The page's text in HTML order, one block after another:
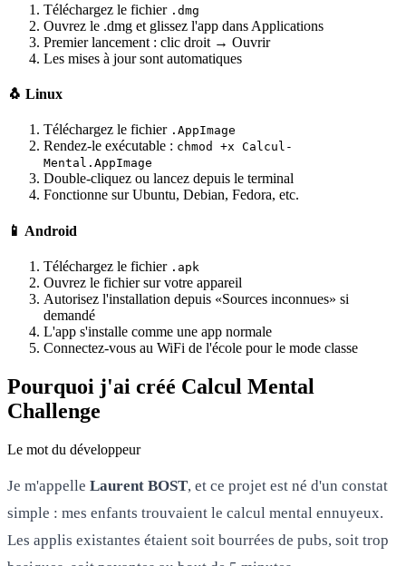
Téléchargez le fichier .dmg
Ouvrez le .dmg et glissez l'app dans Applications
Premier lancement : clic droit → Ouvrir
Les mises à jour sont automatiques
🐧 Linux
Téléchargez le fichier .AppImage
Rendez-le exécutable : chmod +x Calcul-
Mental.AppImage
Double-cliquez ou lancez depuis le terminal
Fonctionne sur Ubuntu, Debian, Fedora, etc.
📱 Android
Téléchargez le fichier .apk
Ouvrez le fichier sur votre appareil
Autorisez l'installation depuis «Sources inconnues» si
demandé
L'app s'installe comme une app normale
Connectez-vous au WiFi de l'école pour le mode classe
Pourquoi j'ai créé Calcul Mental
Challenge
Le mot du développeur
Je m'appelle Laurent BOST, et ce projet est né d'un constat
simple : mes enfants trouvaient le calcul mental ennuyeux.
Les applis existantes étaient soit bourrées de pubs, soit trop